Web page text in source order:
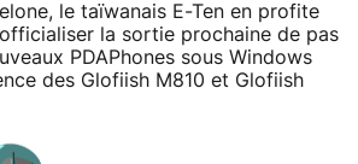
le taïwanais E-Ten en profite
la sortie prochaine de pas
PDAPhones sous Windows
des Glofiish M810 et Glofiish